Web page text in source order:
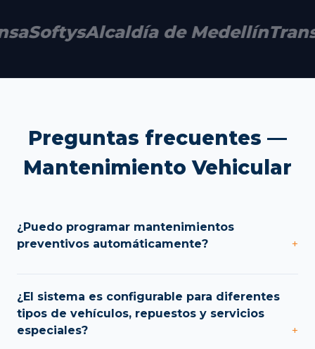
SoftysAlcaldía de Medellín
Preguntas frecuentes —
Mantenimiento Vehicular
¿Puedo programar mantenimientos
preventivos automáticamente?
+
¿El sistema es configurable para diferentes
tipos de vehículos, repuestos y servicios
especiales?
+